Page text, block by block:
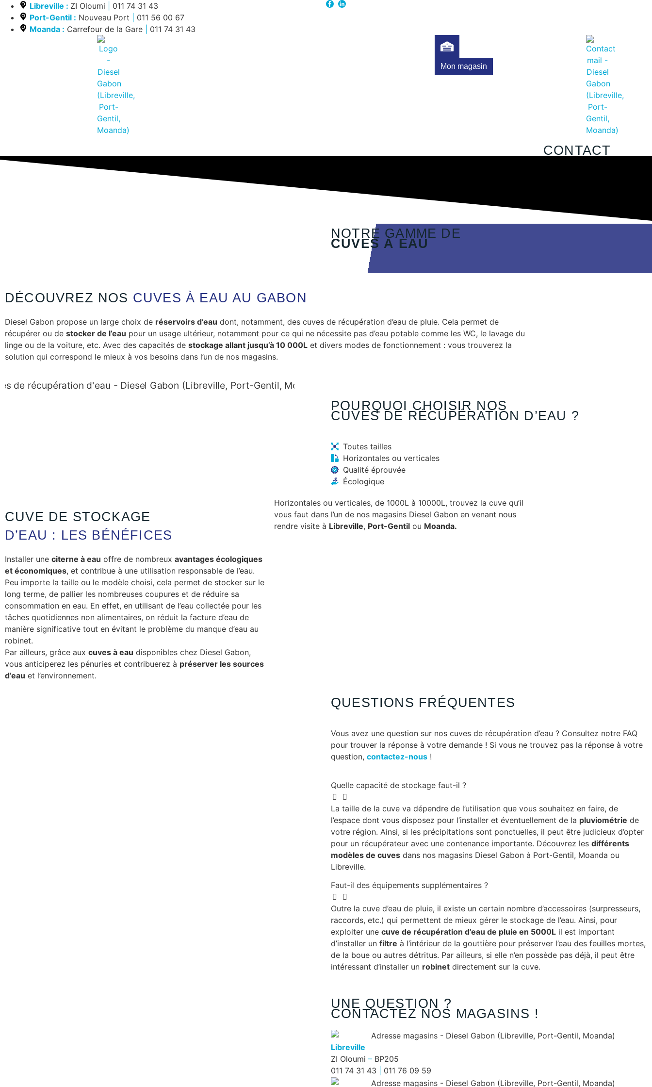
Libreville : ZI Oloumi
011 74 31 43
Port-Gentil : Nouveau Port
011 56 00 67
Moanda : Carrefour de la Gare 011 74 31 43
Mon magasin
CONTACT
NOTRE GAMME DE
CUVES À EAU
DÉCOUVREZ NOS CUVES À EAU AU GABON
Diesel Gabon propose un large choix de réservoirs d’eau dont, notamment, des cuves de récupération d’eau de pluie. Cela permet de
récupérer ou de stocker de l’eau pour un usage ultérieur, notamment pour ce qui ne nécessite pas d’eau potable comme les WC, le lavage du
linge ou de la voiture, etc. Avec des capacités de stockage allant jusqu’à 10 000L et divers modes de fonctionnement : vous trouverez la
solution qui correspond le mieux à vos besoins dans l’un de nos magasins.
Cuves de
récupération d’eau
D’une contenance de 500 à 10000 litres, ces réservoirs sont faciles à
déplacer et peu coûteux. Rendez-vous en magasin à Libreville, Port-
Gentil ou Moanda pour découvrir le catalogue complet des cuves vendues
par Diesel Gabon.
Cuves
verticales
POURQUOI CHOISIR NOS
CUVES DE RÉCUPÉRATION D’EAU ?
Toutes tailles
Horizontales ou verticales
Qualité éprouvée
Écologique
CUVE DE STOCKAGE
D’EAU : LES BÉNÉFICES
Installer une citerne à eau offre de nombreux avantages écologiques
et économiques, et contribue à une utilisation responsable de l’eau.
Peu importe la taille ou le modèle choisi, cela permet de stocker sur le
long terme, de pallier les nombreuses coupures et de réduire sa
consommation en eau. En effet, en utilisant de l’eau collectée pour les
tâches quotidiennes non alimentaires, on réduit la facture d’eau de
manière significative tout en évitant le problème du manque d’eau au
robinet.
Par ailleurs, grâce aux cuves à eau disponibles chez Diesel Gabon,
vous anticiperez les pénuries et contribuerez à préserver les sources
d’eau et l’environnement.
Horizontales ou verticales, de 1000L à 10000L, trouvez la cuve qu’il
vous faut dans l’un de nos magasins Diesel Gabon en venant nous
rendre visite à Libreville, Port-Gentil ou Moanda.
QUESTIONS FRÉQUENTES
Vous avez une question sur nos cuves de récupération d’eau ? Consultez notre FAQ
pour trouver la réponse à votre demande ! Si vous ne trouvez pas la réponse à votre
question, contactez-nous !
Quelle capacité de stockage faut-il ?
La taille de la cuve va dépendre de l’utilisation que vous souhaitez en faire, de
l’espace dont vous disposez pour l’installer et éventuellement de la pluviométrie de
votre région. Ainsi, si les précipitations sont ponctuelles, il peut être judicieux d’opter
pour un récupérateur avec une contenance importante. Découvrez les différents
modèles de cuves dans nos magasins Diesel Gabon à Port-Gentil, Moanda ou
Libreville.
Faut-il des équipements supplémentaires ?
Outre la cuve d’eau de pluie, il existe un certain nombre d’accessoires (surpresseurs,
raccords, etc.) qui permettent de mieux gérer le stockage de l’eau. Ainsi, pour
exploiter une cuve de récupération d’eau de pluie en 5000L il est important
d’installer un filtre à l’intérieur de la gouttière pour préserver l’eau des feuilles mortes,
de la boue ou autres détritus. Par ailleurs, si elle n’en possède pas déjà, il peut être
intéressant d’installer un robinet directement sur la cuve.
UNE QUESTION ?
CONTACTEZ NOS MAGASINS !
Libreville
ZI Oloumi – BP205
011 74 31 43
011 76 09 59